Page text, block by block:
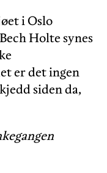
i Oslo
Holte synes
er det ingen
siden da,